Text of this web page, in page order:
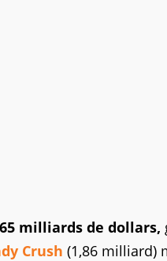
milliards de dollars,
Crush (1,86 milliard)